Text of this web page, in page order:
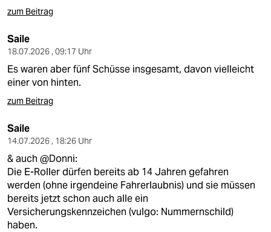
zum Beitrag
Saile
18.07.2026 , 09:17 Uhr
Es waren aber fünf Schüsse insgesamt, davon vielleicht
einer von hinten.
zum Beitrag
Saile
14.07.2026 , 18:26 Uhr
& auch @Donni:
Die E-Roller dürfen bereits ab 14 Jahren gefahren
werden (ohne irgendeine Fahrerlaubnis) und sie müssen
bereits jetzt schon auch alle ein
Versicherungskennzeichen (vulgo: Nummernschild)
haben.